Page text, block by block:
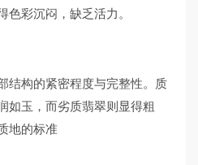
彩沉闷，缺乏活力。
结构的紧密程度与完整性。质
如玉，而劣质翡翠则显得粗
地的标准